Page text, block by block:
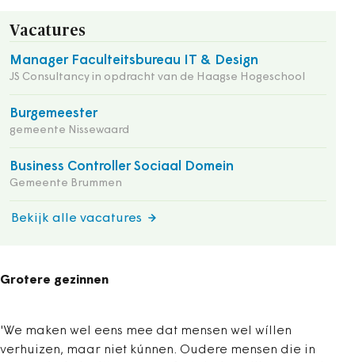
Vacatures
Manager Faculteitsbureau IT & Design
JS Consultancy in opdracht van de Haagse Hogeschool
Burgemeester
gemeente Nissewaard
Business Controller Sociaal Domein
Gemeente Brummen
Bekijk alle vacatures
Grotere gezinnen
'We maken wel eens mee dat mensen wel wíllen
verhuizen, maar niet kúnnen. Oudere mensen die in